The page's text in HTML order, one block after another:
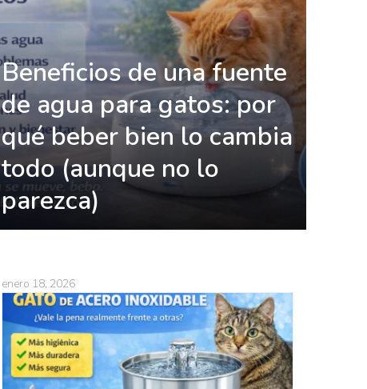
Beneficios de una fuente
de agua para gatos: por
qué beber bien lo cambia
todo (aunque no lo
parezca)
enero 18, 2026